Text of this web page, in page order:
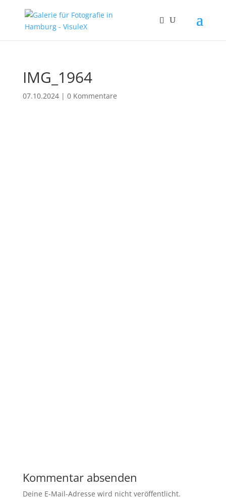
IMG_1964
07.10.2024| 0 Kommentare
Kommentar absenden
Deine E-Mail-Adresse wird nicht veröffentlicht.